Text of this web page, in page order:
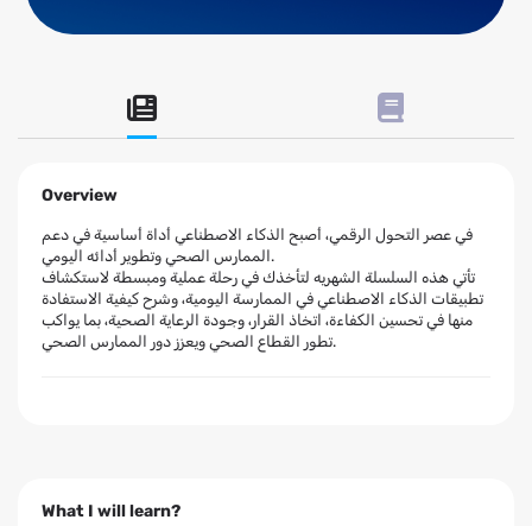
Overview
في عصر التحول الرقمي، أصبح الذكاء الاصطناعي أداة أساسية في دعم
الممارس الصحي وتطوير أدائه اليومي.
تأتي هذه السلسلة الشهريه لتأخذك في رحلة عملية ومبسطة لاستكشاف
تطبيقات الذكاء الاصطناعي في الممارسة اليومية، وشرح كيفية الاستفادة
منها في تحسين الكفاءة، اتخاذ القرار، وجودة الرعاية الصحية، بما يواكب
تطور القطاع الصحي ويعزز دور الممارس الصحي.
What I will learn?